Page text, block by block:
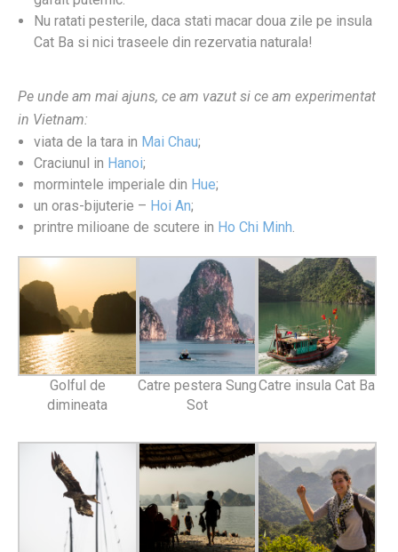
Nu ratati pesterile, daca stati macar doua zile pe insula
Cat Ba si nici traseele din rezervatia naturala!
Pe unde am mai ajuns, ce am vazut si ce am experimentat
in Vietnam:
viata de la tara in Mai Chau;
Craciunul in Hanoi;
mormintele imperiale din Hue;
un oras-bijuterie – Hoi An;
printre milioane de scutere in Ho Chi Minh.
Golful de
dimineata
Catre pestera Sung
Sot
Catre insula Cat Ba